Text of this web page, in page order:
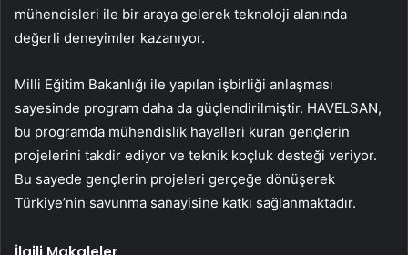
mühendisleri ile bir araya gelerek teknoloji alanında
değerli deneyimler kazanıyor.
Milli Eğitim Bakanlığı ile yapılan işbirliği anlaşması
sayesinde program daha da güçlendirilmiştir. HAVELSAN,
bu programda mühendislik hayalleri kuran gençlerin
projelerini takdir ediyor ve teknik koçluk desteği veriyor.
Bu sayede gençlerin projeleri gerçeğe dönüşerek
Türkiye’nin savunma sanayisine katkı sağlanmaktadır.